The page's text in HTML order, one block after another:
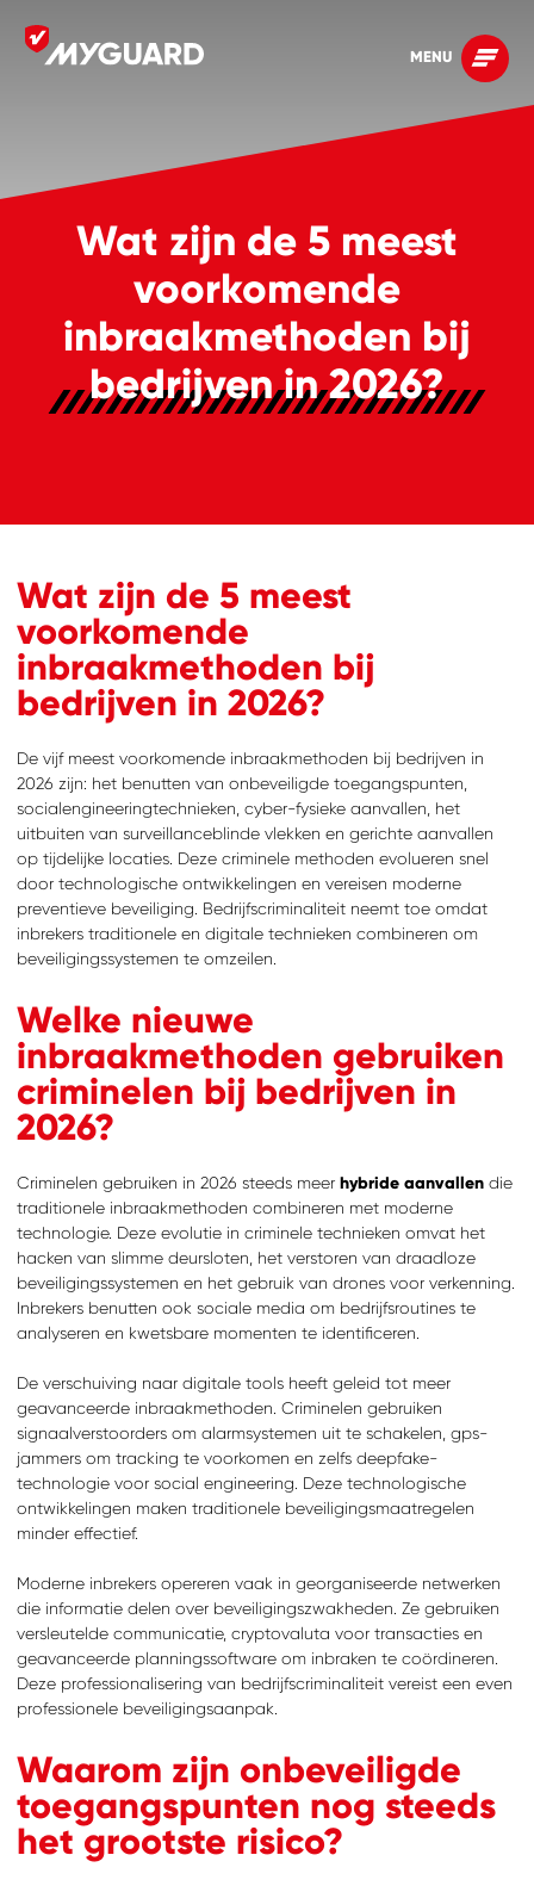
MENU
Wat zijn de 5 meest
voorkomende
inbraakmethoden bij
bedrijven in 2026?
Wat zijn de 5 meest
voorkomende
inbraakmethoden bij
bedrijven in 2026?
De vijf meest voorkomende inbraakmethoden bij bedrijven in
2026 zijn: het benutten van onbeveiligde toegangspunten,
socialengineeringtechnieken, cyber-fysieke aanvallen, het
uitbuiten van surveillanceblinde vlekken en gerichte aanvallen
op tijdelijke locaties. Deze criminele methoden evolueren snel
door technologische ontwikkelingen en vereisen moderne
preventieve beveiliging. Bedrijfscriminaliteit neemt toe omdat
inbrekers traditionele en digitale technieken combineren om
beveiligingssystemen te omzeilen.
Welke nieuwe
inbraakmethoden gebruiken
criminelen bij bedrijven in
2026?
Criminelen gebruiken in 2026 steeds meer hybride aanvallen die
traditionele inbraakmethoden combineren met moderne
technologie. Deze evolutie in criminele technieken omvat het
hacken van slimme deursloten, het verstoren van draadloze
beveiligingssystemen en het gebruik van drones voor verkenning.
Inbrekers benutten ook sociale media om bedrijfsroutines te
analyseren en kwetsbare momenten te identificeren.
De verschuiving naar digitale tools heeft geleid tot meer
geavanceerde inbraakmethoden. Criminelen gebruiken
signaalverstoorders om alarmsystemen uit te schakelen, gps-
jammers om tracking te voorkomen en zelfs deepfake-
technologie voor social engineering. Deze technologische
ontwikkelingen maken traditionele beveiligingsmaatregelen
minder effectief.
Moderne inbrekers opereren vaak in georganiseerde netwerken
die informatie delen over beveiligingszwakheden. Ze gebruiken
versleutelde communicatie, cryptovaluta voor transacties en
geavanceerde planningssoftware om inbraken te coördineren.
Deze professionalisering van bedrijfscriminaliteit vereist een even
professionele beveiligingsaanpak.
Waarom zijn onbeveiligde
toegangspunten nog steeds
het grootste risico?